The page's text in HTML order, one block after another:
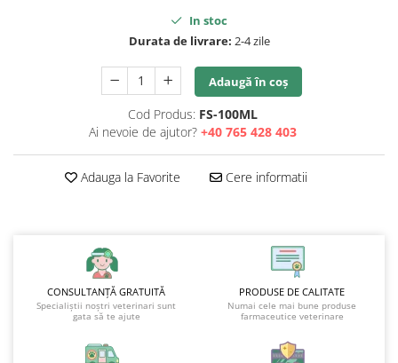
In stoc
Durata de livrare: 2-4 zile
Adaugă în coș
Cod Produs: FS-100ML
Ai nevoie de ajutor? +40 765 428 403
Adauga la Favorite Cere informatii
CONSULTANȚĂ GRATUITĂ
Specialiștii noștri veterinari sunt
gata să te ajute
PRODUSE DE CALITATE
Numai cele mai bune produse
farmaceutice veterinare